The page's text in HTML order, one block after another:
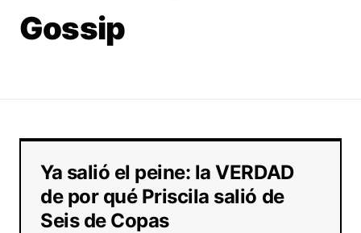
Gossip
Ya salió el peine: la VERDAD
de por qué Priscila salió de
Seis de Copas